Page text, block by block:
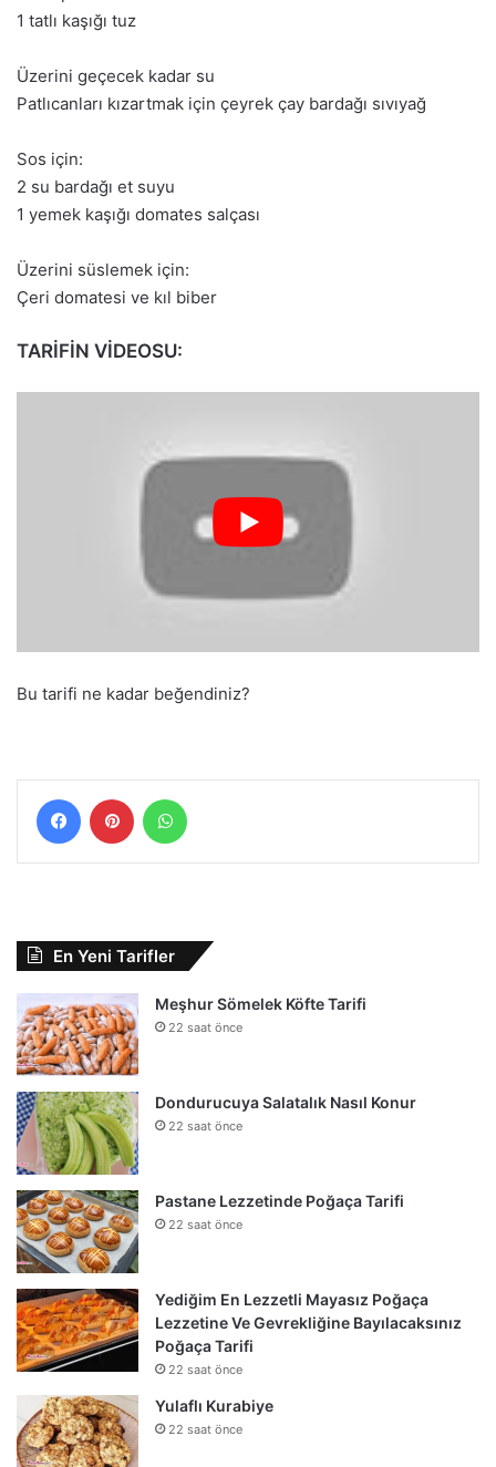
1 tatlı kaşığı tuz
Üzerini geçecek kadar su
Patlıcanları kızartmak için çeyrek çay bardağı sıvıyağ
Sos için:
2 su bardağı et suyu
1 yemek kaşığı domates salçası
Üzerini süslemek için:
Çeri domatesi ve kıl biber
TARİFİN VİDEOSU:
Bu tarifi ne kadar beğendiniz?
FacebookPinterest
En Yeni Tarifler
Meşhur Sömelek Köfte Tarifi
22 saat önce
Dondurucuya Salatalık Nasıl Konur
22 saat önce
Pastane Lezzetinde Poğaça Tarifi
22 saat önce
Yediğim En Lezzetli Mayasız Poğaça
Lezzetine Ve Gevrekliğine Bayılacaksınız
Poğaça Tarifi
22 saat önce
Yulaflı Kurabiye
22 saat önce